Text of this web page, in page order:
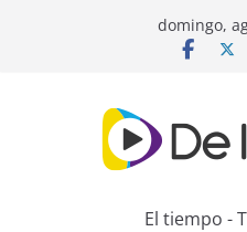
domingo,
El tiempo -